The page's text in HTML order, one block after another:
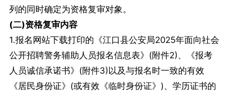
列的同时确定为资格复审对象。
(二)资格复审内容
1.报名网站下载打印的《江口县公安局2025年面向社会
公开招聘警务辅助人员报名信息表》(附件2)、《报考
人员诚信承诺书》(附件3)以及与报名时一致的有效
《居民身份证》(或有效《临时身份证》)、学历证书的